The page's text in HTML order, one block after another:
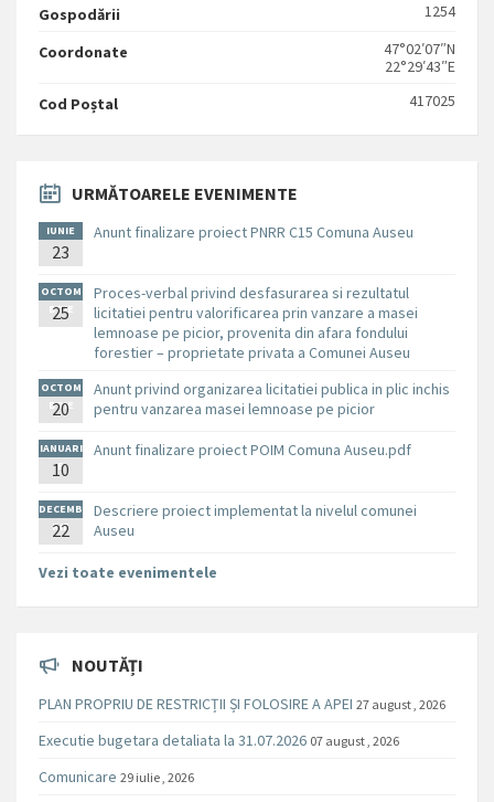
Gospodării 1254
Coordonate
47°02′07″N
22°29′43″E
Cod Poștal
417025
URMĂTOARELE EVENIMENTE
IUNIE
23
Anunt finalizare proiect PNRR C15 Comuna Auseu
OCTOM
BRIE
25
Proces-verbal privind desfasurarea si rezultatul
licitatiei pentru valorificarea prin vanzare a masei
lemnoase pe picior, provenita din afara fondului
forestier – proprietate privata a Comunei Auseu
OCTOM
BRIE
20
Anunt privind organizarea licitatiei publica in plic inchis
pentru vanzarea masei lemnoase pe picior
IANUARI
E
10
Anunt finalizare proiect POIM Comuna Auseu.pdf
DECEMB
RIE
22
Descriere proiect implementat la nivelul comunei
Auseu
Vezi toate evenimentele
NOUTĂȚI
PLAN PROPRIU DE RESTRICȚII ȘI FOLOSIRE A APEI 27 august , 2026
Executie bugetara detaliata la 31.07.2026 07 august , 2026
Comunicare 29 iulie , 2026